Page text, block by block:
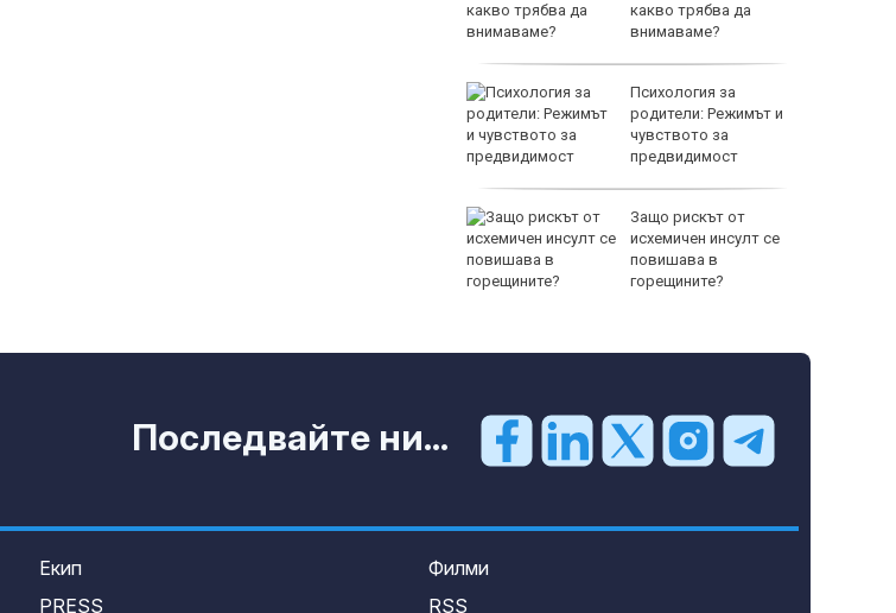
какво трябва да
внимаваме?
Психология за
родители: Режимът и
чувството за
предвидимост
Защо рискът от
исхемичен инсулт се
повишава в
горещините?
Последвайте ни...
Екип
PRESS
Филми
RSS